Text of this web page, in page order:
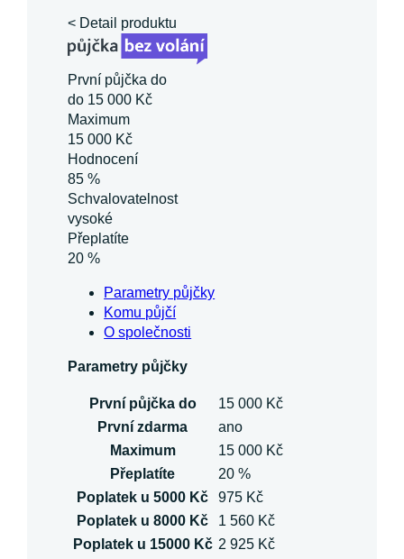
< Detail produktu
První půjčka do
do 15 000 Kč
Maximum
15 000 Kč
Hodnocení
85 %
Schvalovatelnost
vysoké
Přeplatíte
20 %
Parametry půjčky
Komu půjčí
O společnosti
Parametry půjčky
První půjčka do
15 000 Kč
První zdarma
ano
Maximum
15 000 Kč
Přeplatíte
20 %
Poplatek u 5000 Kč
975 Kč
Poplatek u 8000 Kč
1 560 Kč
Poplatek u 15000 Kč 2 925 Kč